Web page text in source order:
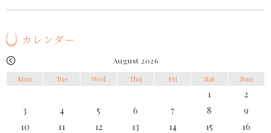
カレンダー
August 2026
Mon
Tue Wed Thu Fri Sat Sun
1
2
3
4 5 6 7 8
9
10
11 12 13 14 15
16